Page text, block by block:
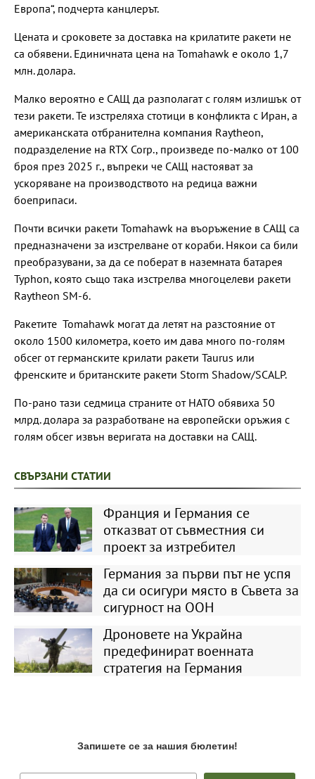
Европа“, подчерта канцлерът.
Цената и сроковете за доставка на крилатите ракети не
са обявени. Единичната цена на Tomahawk е около 1,7
млн. долара.
Малко вероятно е САЩ да разполагат с голям излишък от
тези ракети. Те изстреляха стотици в конфликта с Иран, а
американската отбранителна компания Raytheon,
подразделение на RTX Corp., произведе по-малко от 100
броя през 2025 г., въпреки че САЩ настояват за
ускоряване на производството на редица важни
боеприпаси.
Почти всички ракети Tomahawk на въоръжение в САЩ са
предназначени за изстрелване от кораби. Някои са били
преобразувани, за да се поберат в наземната батарея
Typhon, която също така изстрелва многоцелеви ракети
Raytheon SM-6.
Ракетите Tomahawk могат да летят на разстояние от
около 1500 километра, което им дава много по-голям
обсег от германските крилати ракети Taurus или
френските и британските ракети Storm Shadow/SCALP.
По-рано тази седмица страните от НАТО обявиха 50
млрд. долара за разработване на европейски оръжия с
голям обсег извън веригата на доставки на САЩ.
СВЪРЗАНИ СТАТИИ
Франция и Германия се
отказват от съвместния си
проект за изтребител
Германия за първи път не успя
да си осигури място в Съвета за
сигурност на ООН
Дроновете на Украйна
предефинират военната
стратегия на Германия